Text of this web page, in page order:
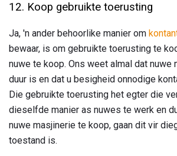
12. Koop gebruikte toerusting
Ja, 'n ander behoorlike manier om
bewaar, is om gebruikte toerusting te
nuwe te koop. Ons weet almal dat nuwe
duur is en dat u besigheid onnodige
Die gebruikte toerusting het egter die
dieselfde manier as nuwes te werk en
nuwe masjinerie te koop, gaan dit vir
toestand is.